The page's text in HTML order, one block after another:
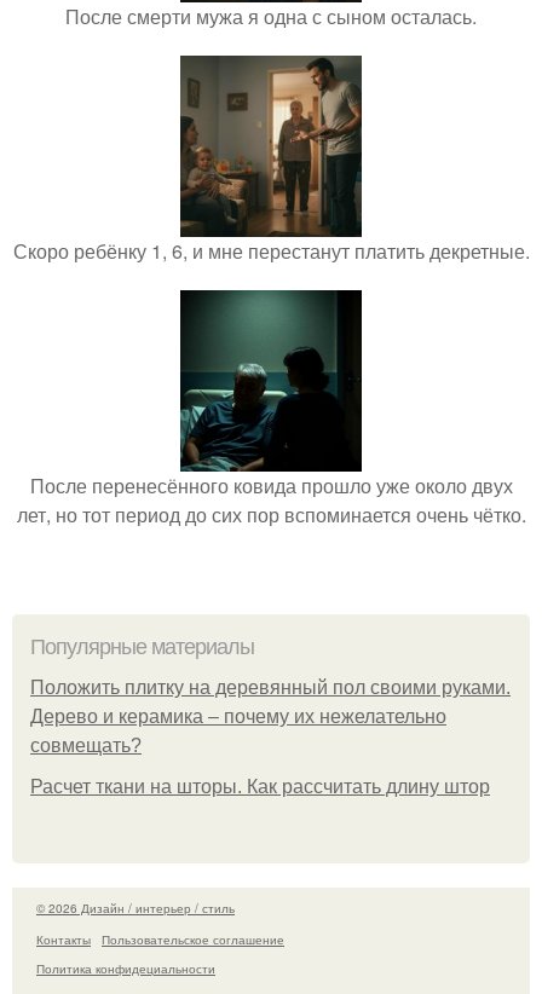
После смерти мужа я одна с сыном осталась.
Скоро ребёнку 1, 6, и мне перестанут платить декретные.
После перенесённого ковида прошло уже около двух
лет, но тот период до сих пор вспоминается очень чётко.
Популярные материалы
Положить плитку на деревянный пол своими руками.
Дерево и керамика – почему их нежелательно
совмещать?
Расчет ткани на шторы. Как рассчитать длину штор
© 2026 Дизайн / интерьер / стиль
Контакты
Пользовательское соглашение
Политика конфидециальности